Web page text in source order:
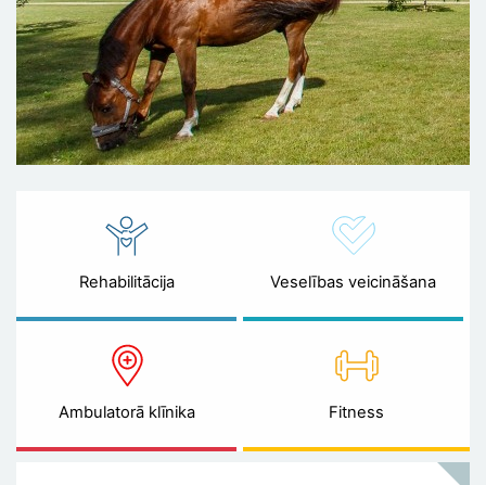
Rehabilitācija Veselības veicināšana
Ambulatorā klīnika Fitness